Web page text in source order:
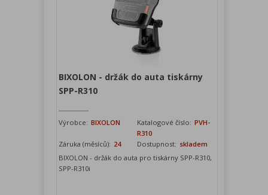
BIXOLON - držák do auta tiskárny
SPP-R310
Výrobce: BIXOLON Katalogové číslo: PVH-
R310
Záruka (měsíců): 24 Dostupnost: skladem
BIXOLON - držák do auta pro tiskárny SPP-R310,
SPP-R310i